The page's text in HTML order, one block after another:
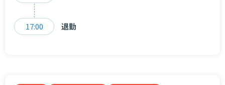
17:00 退勤